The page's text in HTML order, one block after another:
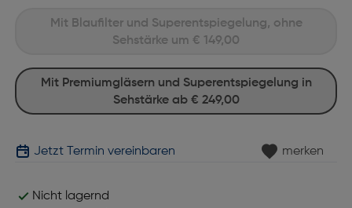
Mit Premiumgläsern und Superentspiegelung in
Sehstärke ab € 249,00
Mit Blaufilter und Superentspiegelung, ohne
Sehstärke um € 149,00
Jetzt Termin vereinbaren merken
Nicht lagernd